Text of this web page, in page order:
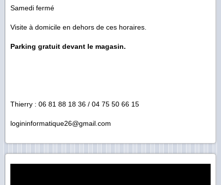
Samedi fermé
Visite à domicile en dehors de ces horaires.
Parking gratuit devant le magasin.
Thierry : 06 81 88 18 36 / 04 75 50 66 15
logininformatique26@gmail.com